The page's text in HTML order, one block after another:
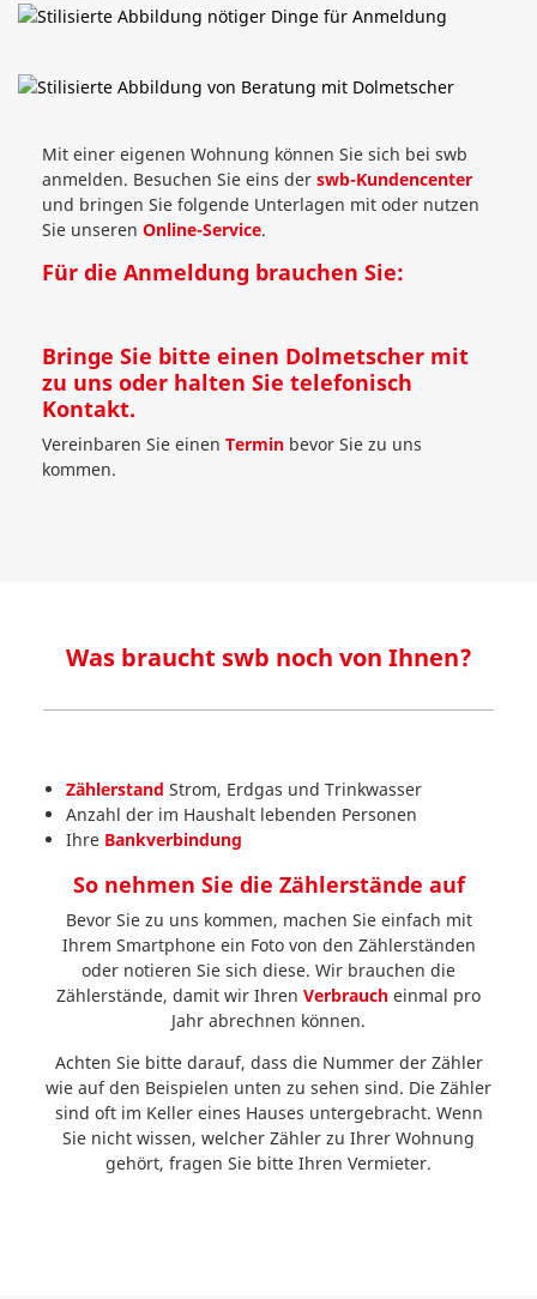
Mit einer eigenen Wohnung können Sie sich bei swb
anmelden. Besuchen Sie eins der swb-Kundencenter
und bringen Sie folgende Unterlagen mit oder nutzen
Sie unseren Online-Service.
Für die Anmeldung brauchen Sie:
Bringe Sie bitte einen Dolmetscher mit
zu uns oder halten Sie telefonisch
Kontakt.
Vereinbaren Sie einen Termin bevor Sie zu uns
kommen.
Was braucht swb noch von Ihnen?
Zählerstand Strom, Erdgas und Trinkwasser
Anzahl der im Haushalt lebenden Personen
Ihre Bankverbindung
So nehmen Sie die Zählerstände auf
Bevor Sie zu uns kommen, machen Sie einfach mit
Ihrem Smartphone ein Foto von den Zählerständen
oder notieren Sie sich diese. Wir brauchen die
Zählerstände, damit wir Ihren Verbrauch einmal pro
Jahr abrechnen können.
Achten Sie bitte darauf, dass die Nummer der Zähler
wie auf den Beispielen unten zu sehen sind. Die Zähler
sind oft im Keller eines Hauses untergebracht. Wenn
Sie nicht wissen, welcher Zähler zu Ihrer Wohnung
gehört, fragen Sie bitte Ihren Vermieter.